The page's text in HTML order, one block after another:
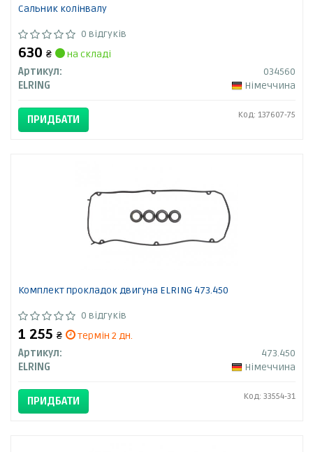
Сальник колінвалу
0 відгуків
630 ₴
на складі
Артикул:
034560
ELRING
Німеччина
ПРИДБАТИ Код: 137607-75
Комплект прокладок двигуна ELRING 473.450
0 відгуків
1 255 ₴
термін 2 дн.
Артикул:
473.450
ELRING
Німеччина
ПРИДБАТИ Код: 33554-31